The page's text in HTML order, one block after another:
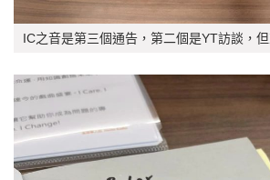
IC之音是第三個通告，第二個是YT訪談，但